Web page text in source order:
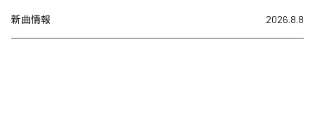
新曲情報 2026.8.8